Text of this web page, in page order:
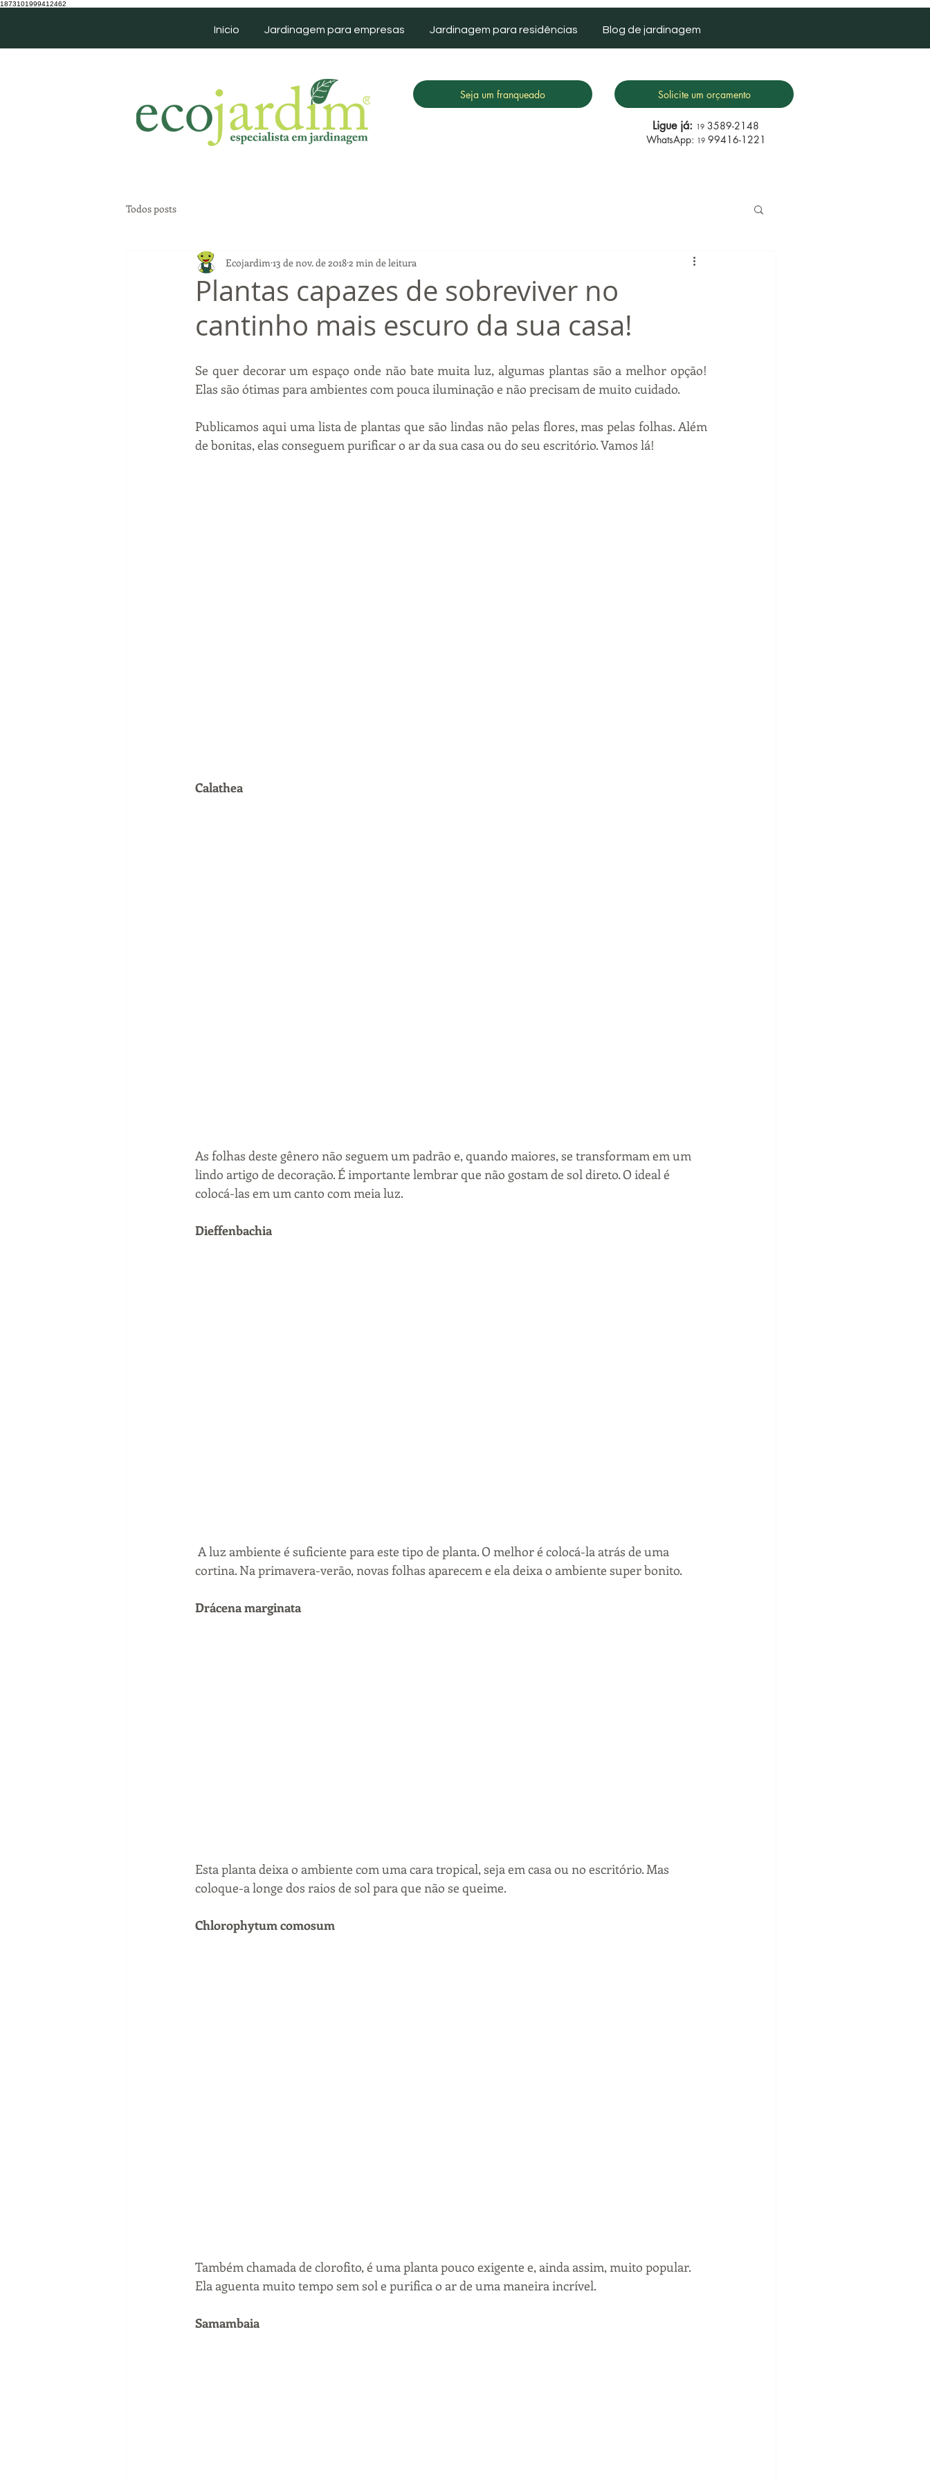
1873101999412462
Início Jardinagem para empresas Jardinagem para residências Blog de jardinagem
Seja um franqueado Solicite um orçamento
Ligue já: 19 3589-2148
WhatsApp: 1999416-1221
Todos posts
Plantas capazes de sobreviver no
cantinho mais escuro da sua casa!
Ecojardim 13 de nov. de 2018 2 min de leitura
Se quer decorar um espaço onde não bate muita luz, algumas plantas são a melhor opção!
Elas são ótimas para ambientes com pouca iluminação e não precisam de muito cuidado.
Publicamos aqui uma lista de plantas que são lindas não pelas flores, mas pelas folhas. Além
de bonitas, elas conseguem purificar o ar da sua casa ou do seu escritório. Vamos lá!
Calathea
As folhas deste gênero não seguem um padrão e, quando maiores, se transformam em um
lindo artigo de decoração. É importante lembrar que não gostam de sol direto. O ideal é
colocá-las em um canto com meia luz.
Dieffenbachia
cortina. Na primavera-verão, novas folhas aparecem e ela deixa o ambiente super bonito.
Drácena marginata
Esta planta deixa o ambiente com uma cara tropical, seja em casa ou no escritório. Mas
coloque-a longe dos raios de sol para que não se queime.
Chlorophytum comosum
Também chamada de clorofito, é uma planta pouco exigente e, ainda assim, muito popular.
Ela aguenta muito tempo sem sol e purifica o ar de uma maneira incrível.
Samambaia